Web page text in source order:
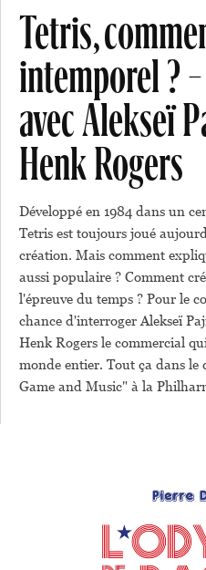
Tetris,
intemporel ?
avec Alekseï
Henk Rogers
Développé en 1984 dans un
Tetris est toujours joué
création. Mais comment
aussi populaire ? Comment
l'épreuve du temps ? Pour le
chance d'interroger Alekseï
Henk Rogers le commercial
monde entier. Tout ça dans
Game and Music" à la